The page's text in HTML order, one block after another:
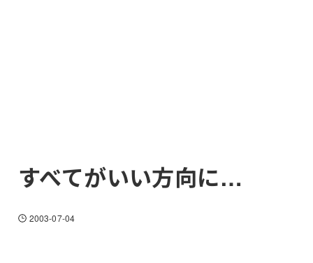
すべてがいい方向に…
2003-07-04